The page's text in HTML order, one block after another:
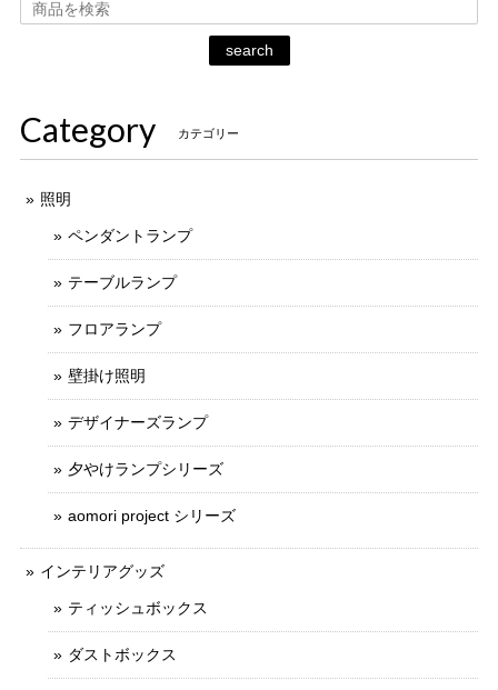
search
Category カテゴリー
照明
ペンダントランプ
テーブルランプ
フロアランプ
壁掛け照明
デザイナーズランプ
夕やけランプシリーズ
aomori project シリーズ
インテリアグッズ
ティッシュボックス
ダストボックス